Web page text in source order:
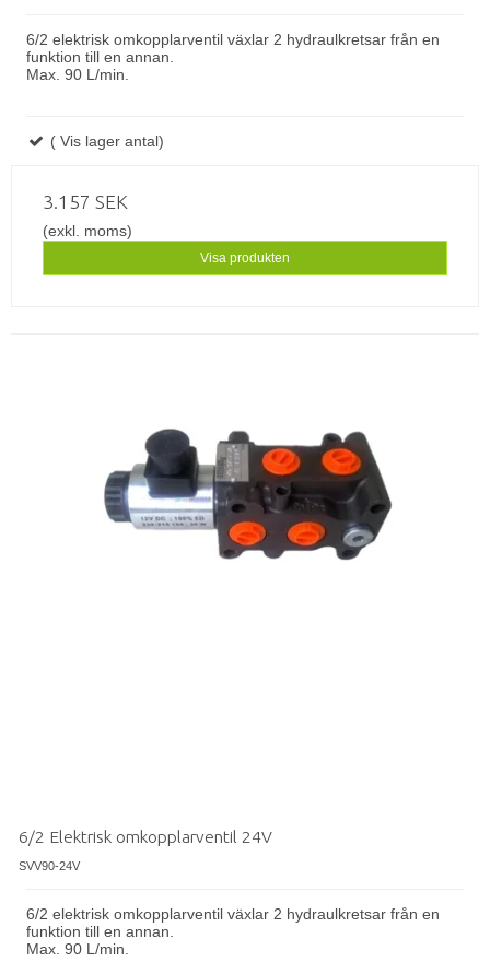
6/2 elektrisk omkopplarventil växlar 2 hydraulkretsar från en
funktion till en annan.
Max 90 L/min.
( Vis lager antal)
3.157 SEK
(exkl. moms)
Visa produkten
6/2 Elektrisk omkopplarventil 24V
SVV90-24V
6/2 elektrisk omkopplarventil växlar 2 hydraulkretsar från en
funktion till en annan.
Max. 90 L/min.